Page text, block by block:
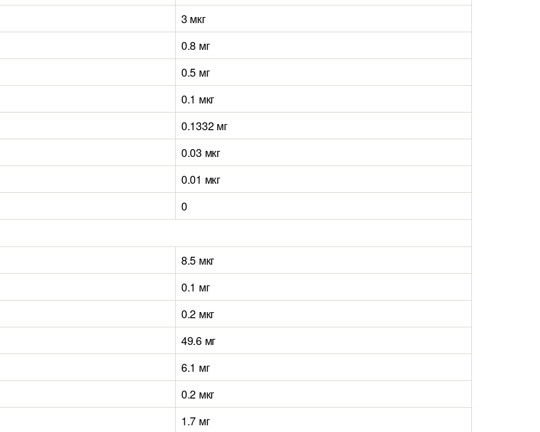
3 мкг
0.8 мг
0.5 мг
0.1 мкг
0.1332 мг
0.03 мкг
0.01 мкг
0
8.5 мкг
0.1 мг
0.2 мкг
49.6 мг
6.1 мг
0.2 мкг
1.7 мг